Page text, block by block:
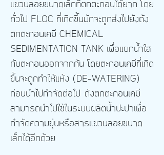
แขวนลอยขนาดเล็กที่ตกตะกอนได้ยาก โดย
ทั่วไป FLOC ที่เกิดขี้นมักจะถูกส่งไปยังถัง
ตกตะกอนเคมี CHEMICAL
SEDIMENTATION TANK เพื่อแยกน้ำใส
กับตะกอนออกจากกัน โดยตะกอนเคมีที่เกิด
ขึ้นจะถูกทำให้แห้ง (DE-WATERING)
ก่อนนำไปกำจัดต่อไป ถังตกตะกอนเคมี
สามารถนำไปใช้ในระบบผลิตน้ำปะปาเพื่อ
กำจัดความขุ่นหรือสารแขวนลอยขนาด
เล็กได้อีกด้วย